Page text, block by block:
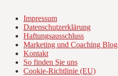
Impressum
Datenschutzerklärung
Haftungsausschluss
Marketing und Coaching Blog
Kontakt
So finden Sie uns
Cookie-Richtlinie (EU)